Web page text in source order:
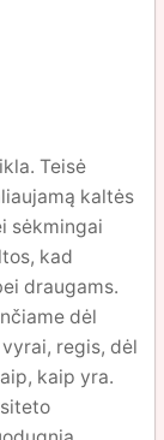
Teisė
kaltės
sėkmingai
kad
draugams.
dėl
regis, dėl
kaip yra.